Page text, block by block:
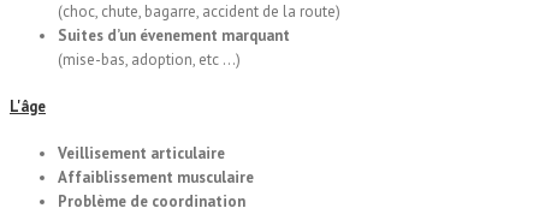
(choc, chute, bagarre, accident de la route)
Suites d’un évenement marquant
(mise-bas, adoption, etc …)
L'âge
Veillisement articulaire
Affaiblissement musculaire
Problème de coordination